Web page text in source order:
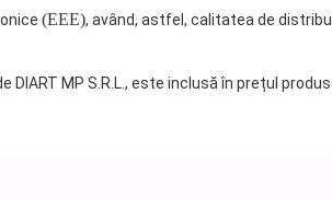
(EEE), având, astfel, calitatea de
MP S.R.L., este inclusă în prețul